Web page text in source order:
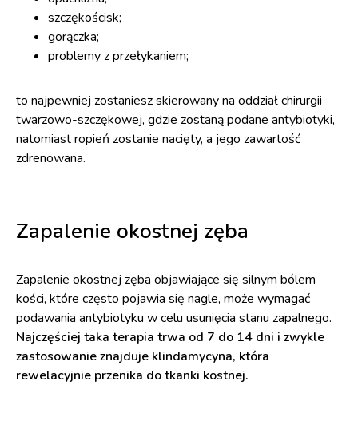
szczękościsk;
gorączka;
problemy z przełykaniem;
to najpewniej zostaniesz skierowany na oddział chirurgii
twarzowo-szczękowej, gdzie zostaną podane antybiotyki,
natomiast ropień zostanie nacięty, a jego zawartość
zdrenowana.
Zapalenie okostnej zęba
Zapalenie okostnej zęba objawiające się silnym bólem
kości, które często pojawia się nagle, może wymagać
podawania antybiotyku w celu usunięcia stanu zapalnego.
Najczęściej taka terapia trwa od 7 do 14 dni i zwykle
zastosowanie znajduje klindamycyna, która
rewelacyjnie przenika do tkanki kostnej.